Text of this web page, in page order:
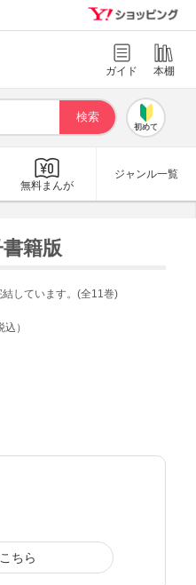
ガイド 本棚
初めて
無料まんが
ジャンル一覧
籍版
結しています。(全11巻)
込）
ちら